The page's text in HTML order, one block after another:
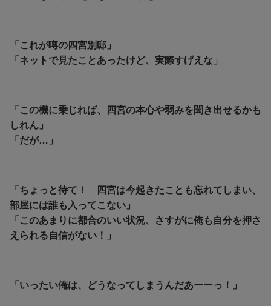
「これが噂の四宮別邸」
「ネットで見たことあったけど、実際すげえな」
「この機に乗じれば、四宮の本心や弱みを聞き出せるかも
しれん」
「だが…」
「ちょっと待て！ 四宮は今起きたことも忘れてしまい、
部屋には誰も入ってこない」
「このあまりに都合のいい状況、さすがに俺も自分を押さ
えられる自信がない！」
「いったい俺は、どうなってしまうんだあーーっ！」